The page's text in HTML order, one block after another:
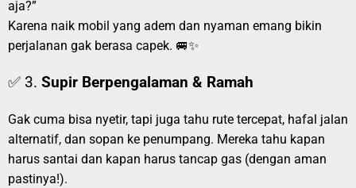
aja?”
Karena naik mobil yang adem dan nyaman emang bikin
perjalanan gak berasa capek. 🚐✨
✅ 3. Supir Berpengalaman & Ramah
Gak cuma bisa nyetir, tapi juga tahu rute tercepat, hafal jalan
alternatif, dan sopan ke penumpang. Mereka tahu kapan
harus santai dan kapan harus tancap gas (dengan aman
pastinya!).